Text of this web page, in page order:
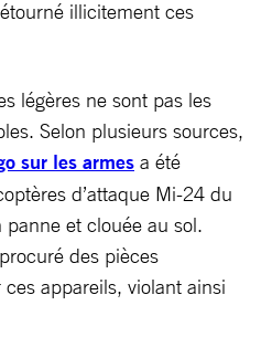
illicitement ces
légères ne sont pas les
Selon plusieurs sources,
sur les armes a été
d’attaque Mi-24 du
et clouée au sol.
des pièces
appareils, violant ainsi